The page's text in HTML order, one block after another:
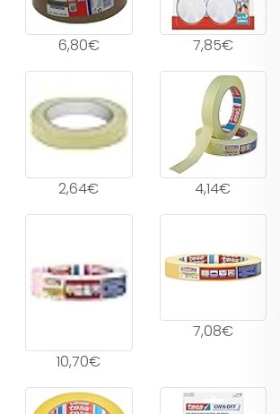
6,80€ 7,85€
2,64€ 4,14€
10,70€
7,08€